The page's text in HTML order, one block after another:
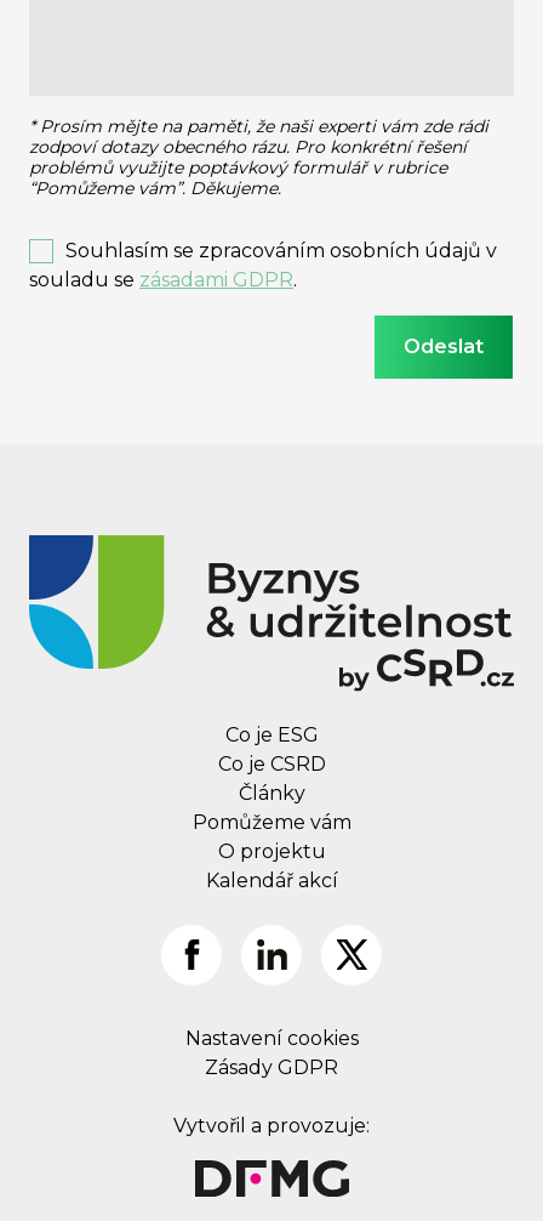
* Prosím mějte na paměti, že naši experti vám zde rádi
zodpoví dotazy obecného rázu. Pro konkrétní řešení
problémů využijte poptávkový formulář v rubrice
“Pomůžeme vám”. Děkujeme.
Souhlasím se zpracováním osobních údajů v
souladu se zásadami GDPR.
Co je ESG
Co je CSRD
Články
Pomůžeme vám
O projektu
Kalendář akcí
Nastavení cookies
Zásady GDPR
Vytvořil a provozuje: